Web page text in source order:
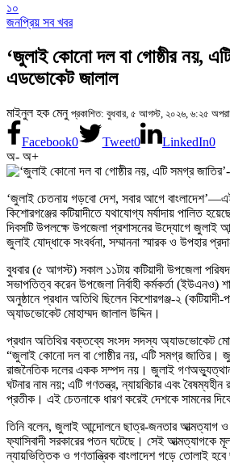
১০
জনপ্রিয় সব খবর
‘জুলাই কোনো দল বা গোষ্ঠীর নয়,
এডভোকেট জালাল
মাইনুল হক মেনু প্রকাশিত: বুধবার, ৫ আগস্ট, ২০২৬, ৬:২৫
Facebook0 Tweet0 LinkedIn0
অ- অ+
‘জুলাই চেতনায় গড়বো দেশ, সবার আগে
কিশোরগঞ্জের কটিয়াদীতে যথাযোগ্য মর্যাদায় পালিত
দিবসটি উপলক্ষে উপজেলা প্রশাসনের উদ্যোগে জুলাই
জুলাই যোদ্ধাকে সংবর্ধনা, সম্মাননা স্মারক ও উপহার
বুধবার (৫ আগস্ট) সকাল ১১টায় কটিয়াদী উপজেলা
সভাপতিত্ব করেন উপজেলা নির্বাহী কর্মকর্তা (ইউএনও)
অনুষ্ঠানে প্রধান অতিথি ছিলেন কিশোরগঞ্জ-২
অ্যাডভোকেট মোহাম্মদ জালাল উদ্দিন।
প্রধান অতিথির বক্তব্যে সংসদ সদস্য অ্যাডভোকেট
“জুলাই কোনো দল বা গোষ্ঠীর নয়, এটি সমগ্র জাতির।
রাজনৈতিক দলের একক সম্পদ নয়। জুলাই
ঘটনার নাম নয়; এটি গণতন্ত্র, ন্যায়বিচার এবং বৈষম্যহীন
প্রতীক। এই চেতনাকে ধারণ করেই দেশকে সামনের
তিনি বলেন, জুলাই আন্দোলনে ছাত্র-জনতার আত্মত্যাগ ও
ফ্যাসিবাদী সরকারের পতন ঘটেছে। সেই আত্মত্যাগকে
ন্যায়ভিত্তিক ও গণতান্ত্রিক বাংলাদেশ গড়ে তোলাই হবে